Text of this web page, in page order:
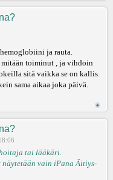
ja rauta.
toiminut , ja vihdoin
sitä vaikka se on kallis.
sama aikaa joka päivä.
tai lääkäri.
näytetään vain iPana Äitiys-